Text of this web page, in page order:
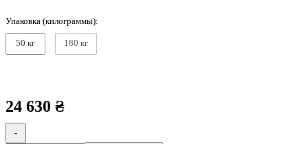
Упаковка (килограммы):
50 кг 180 кг
24 630 ₴
-